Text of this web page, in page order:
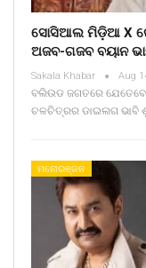
ସୋସିଆଲ ମିଡ଼ିଆ X
ଅଜବ-ଗଜବ ବୟାନ
Sakala Khabar Aug
ବଲିଉଡ ଜଗତରେ
ଚଳଚିତ୍ରର ଡାଇଲଗ ଭାବି
ମନୋରଞ୍ଜନ